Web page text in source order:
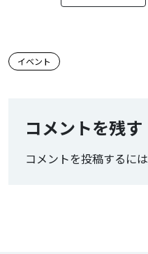
この記事のタグ
イベント
コメントを残す
コメントを投稿するには